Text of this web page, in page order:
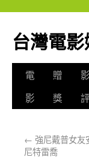
台灣電
電
影
贈
獎
影
評
← 強尼戴普女友
尼特雷喬